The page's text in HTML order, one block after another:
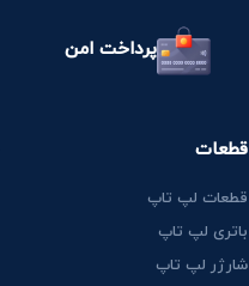
پرداخت امن
قطعات
قطعات لپ تاپ
باتری لپ تاپ
شارژر لپ تاپ